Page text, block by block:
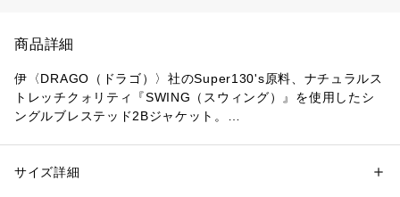
商品詳細
伊〈DRAGO（ドラゴ）〉社のSuper130's原料、ナチュラルス
トレッチクォリティ『SWING（スウィング）』を使用したシ
ングルブレステッド2Bジャケット。
るでスーツを着たままゴルフができるような素材であることか
性別：メンズ
サイズ詳細